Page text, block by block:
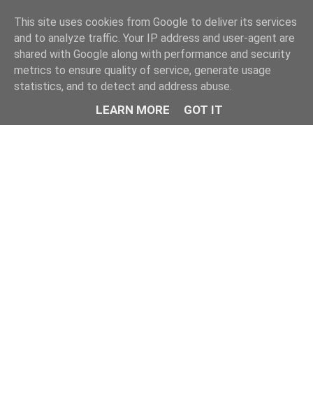
This site uses cookies from Google to deliver its services
and to analyze traffic. Your IP address and user-agent are
shared with Google along with performance and security
metrics to ensure quality of service, generate usage
statistics, and to detect and address abuse.
LEARN MORE GOT IT